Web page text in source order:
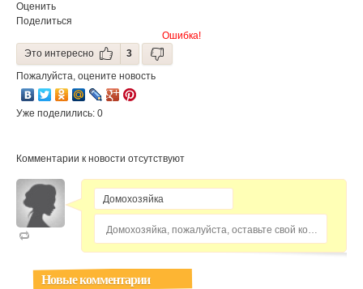
Оценить
Поделиться
Ошибка!
Это интересно
3
Пожалуйста, оцените новость
Уже поделились: 0
Комментарии к новости отсутствуют
Домохозяйка, пожалуйста, оставьте свой комментарий...
Новые комментарии